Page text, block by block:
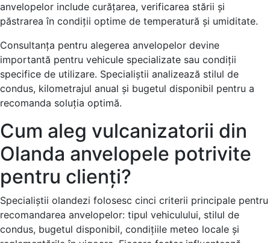
anvelopelor include curățarea, verificarea stării și
păstrarea în condiții optime de temperatură și umiditate.
Consultanța pentru alegerea anvelopelor devine
importantă pentru vehicule specializate sau condiții
specifice de utilizare. Specialiștii analizează stilul de
condus, kilometrajul anual și bugetul disponibil pentru a
recomanda soluția optimă.
Cum aleg vulcanizatorii din
Olanda anvelopele potrivite
pentru clienți?
Specialiștii olandezi folosesc cinci criterii principale pentru
recomandarea anvelopelor: tipul vehiculului, stilul de
condus, bugetul disponibil, condițiile meteo locale și